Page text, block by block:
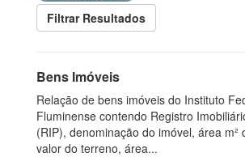
Filtrar Resultados
Bens Imóveis
Relação de bens imóveis do Instituto
Fluminense contendo Registro
(RIP), denominação do imóvel, área m²
valor do terreno, área...